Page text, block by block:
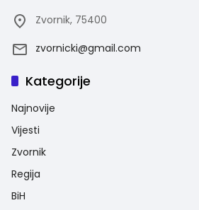
Zvornik, 75400
zvornicki@gmail.com
Kategorije
Najnovije
Vijesti
Zvornik
Regija
BiH